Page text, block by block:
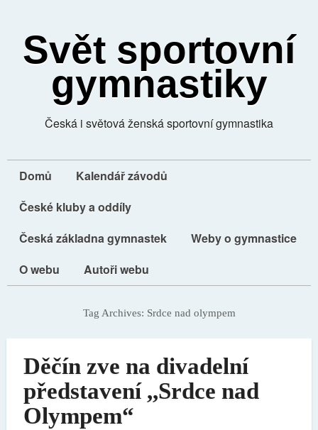
Svět sportovní
gymnastiky
Česká i světová ženská sportovní gymnastika
Domů
Kalendář závodů
České kluby a oddíly
Česká základna gymnastek
Weby o gymnastice
O webu
Autoři webu
Tag Archives: Srdce nad olympem
Děčín zve na divadelní
představení ,,Srdce nad
Olympem“